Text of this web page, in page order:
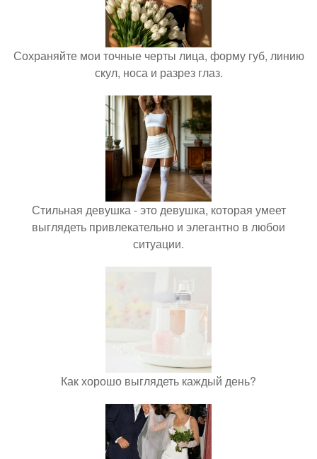
Сохраняйте мои точные черты лица, форму губ, линию
скул, носа и разрез глаз.
Стильная девушка - это девушка, которая умеет
выглядеть привлекательно и элегантно в любои
ситуации.
Как хорошо выглядеть каждый день?